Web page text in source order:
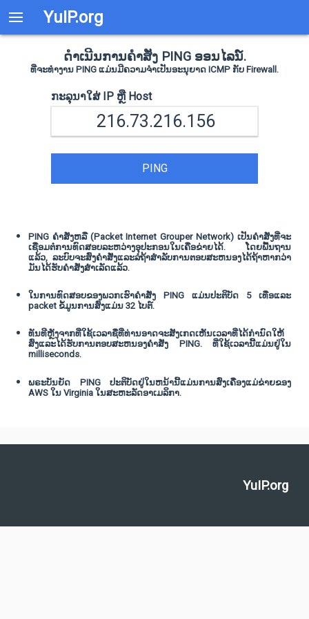
YuIP.org
ດໍາເນີນການຄໍາສັ່ງ PING ອອນໄລນ໌.
ທີ່ຈະທໍາງານ PING ແມ່ນມີຄວາມຈໍາເປັນອະນຸຍາດ ICMP ກັບ Firewall.
ກະລຸນາໃສ່ IP ຫຼື Host
PING
PING ຄໍາສັ່ງຫລື (Packet Internet Grouper Network) ເປັນຄໍາສັ່ງທີ່ຈະ
ເຊື່ອມຕໍ່ການທົດສອບລະຫວ່າງອຸປະກອນໃນເຄືອຂ່າຍໄດ້. ໂດຍພື້ນຖານ
ແລ້ວ, ລະບົບຈະສົ່ງຄໍາສັ່ງແລະລໍຖ້າສໍາລັບການຕອບສະຫນອງໄດ້ຖ້າຫາກວ່າ
ມັນໄດ້ຮັບຄໍາສັ່ງສໍາເລັດແລ້ວ.
ໃນການທົດສອບຂອງພວກເຮົາຄໍາສັ່ງ PING ແມ່ນປະຕິບັດ 5 ເທື່ອແລະ
packet ຂໍ້ມູນການສົ່ງແມ່ນ 32 ໄບຕ໌.
ທັນທີຫຼັງຈາກທີ່ໃຊ້ເວລາຊື່ທີ່ທ່ານອາດຈະສັງເກດເຫັນເວລາທີ່ໄດ້ກໍານົດໃຫ້
ສົ່ງແລະໄດ້ຮັບການຕອບສະຫນອງຄໍາສັ່ງ PING. ທີ່ໃຊ້ເວລານີ້ແມ່ນຢູ່ໃນ
milliseconds.
ພຣະບັນຍັດ PING ປະຕິບັດຢູ່ໃນຫນ້ານີ້ແມ່ນການສົ່ງເຄື່ອງແມ່ຂ່າຍຂອງ
AWS ໃນ Virginia ໃນສະຫະລັດອາເມລິກາ.
YuIP.org